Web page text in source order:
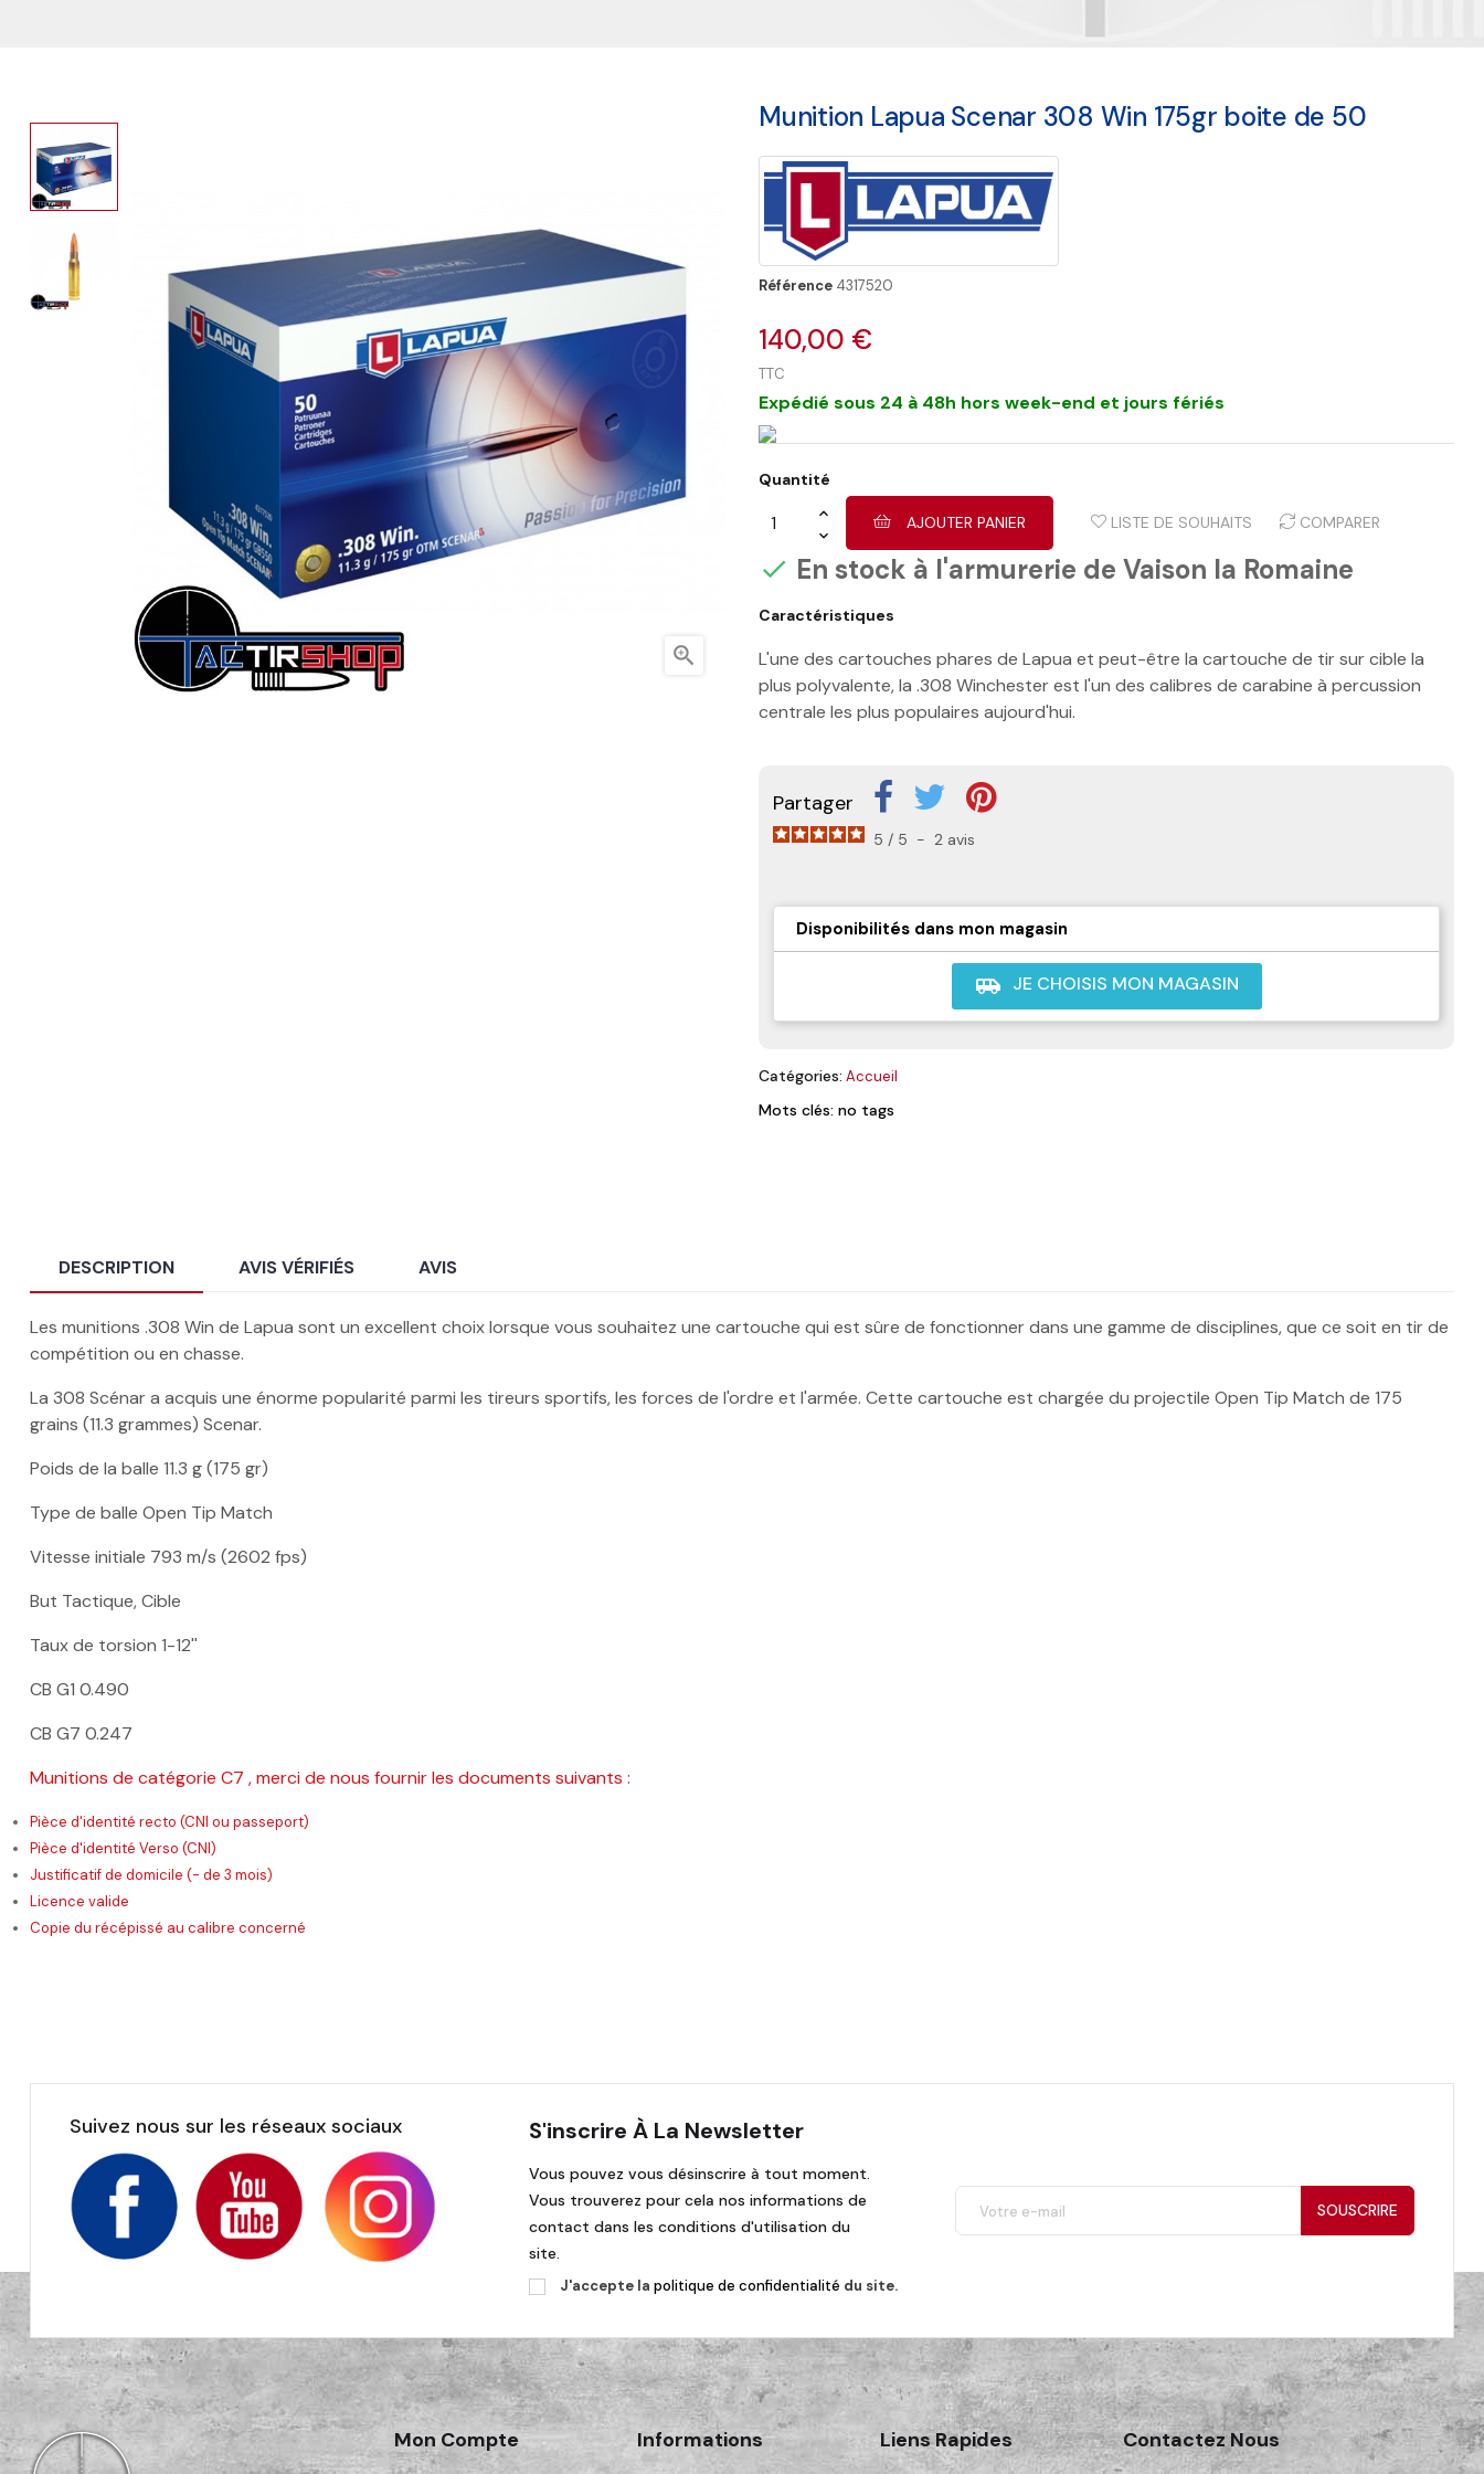

Munition Lapua Scenar 308 Win 175gr boite de 50
Référence 4317520
140,00 €
TTC
Expédié sous 24 à 48h hors week-end et jours fériés
Quantité
AJOUTER PANIER LISTE DE SOUHAITS COMPARER
 En stock à l'armurerie de Vaison la Romaine
Caractéristiques
L'une des cartouches phares de Lapua et peut-être la cartouche de tir sur cible la
plus polyvalente, la .308 Winchester est l'un des calibres de carabine à percussion
centrale les plus populaires aujourd'hui.
Partager
5 / 5 - 2 avis
Disponibilités dans mon magasin
airport_shuttle JE CHOISIS MON MAGASIN
Catégories: Accueil
Mots clés: no tags
DESCRIPTION AVIS VÉRIFIÉS AVIS
Les munitions .308 Win de Lapua sont un excellent choix lorsque vous souhaitez une cartouche qui est sûre de fonctionner dans une gamme de disciplines, que ce soit en tir de
compétition ou en chasse.
La 308 Scénar a acquis une énorme popularité parmi les tireurs sportifs, les forces de l'ordre et l'armée. Cette cartouche est chargée du projectile Open Tip Match de 175
grains (11.3 grammes) Scenar.
Poids de la balle 11.3 g (175 gr)
Type de balle Open Tip Match
Vitesse initiale 793 m/s (2602 fps)
But Tactique, Cible
Taux de torsion 1-12''
CB G1 0.490
CB G7 0.247
Munitions de catégorie C7 , merci de nous fournir les documents suivants :
Pièce d'identité recto (CNI ou passeport)
Pièce d'identité Verso (CNI)
Justificatif de domicile (- de 3 mois)
Licence valide
Copie du récépissé au calibre concerné
Suivez nous sur les réseaux sociaux S'inscrire À La Newsletter
Vous pouvez vous désinscrire à tout moment.
Vous trouverez pour cela nos informations de
contact dans les conditions d'utilisation du
site.
J'accepte la politique de confidentialité du site.
SOUSCRIRE
Mon Compte Informations Liens Rapides Contactez Nous